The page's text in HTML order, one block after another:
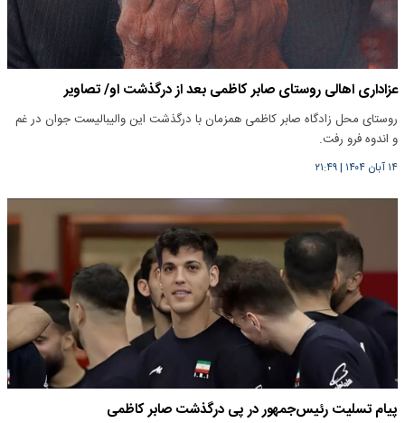
عزاداری اهالی روستای صابر کاظمی بعد از درگذشت او/ تصاویر
روستای محل زادگاه صابر کاظمی همزمان با درگذشت این والیبالیست جوان در غم
و اندوه فرو رفت.
۱۴ آبان ۱۴۰۴ |۲۱:۴۹
پیام تسلیت رئیس‌جمهور در پی درگذشت صابر کاظمی